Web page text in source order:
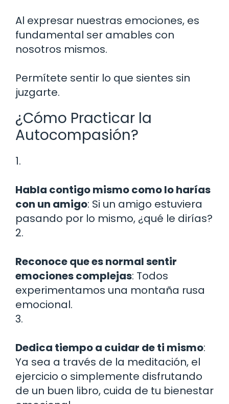
Al expresar nuestras emociones, es
fundamental ser amables con
nosotros mismos.
Permítete sentir lo que sientes sin
juzgarte.
¿Cómo Practicar la
Autocompasión?
1.
Habla contigo mismo como lo harías
con un amigo: Si un amigo estuviera
pasando por lo mismo, ¿qué le dirías?
2.
Reconoce que es normal sentir
emociones complejas: Todos
experimentamos una montaña rusa
emocional.
3.
Dedica tiempo a cuidar de ti mismo:
Ya sea a través de la meditación, el
ejercicio o simplemente disfrutando
de un buen libro, cuida de tu bienestar